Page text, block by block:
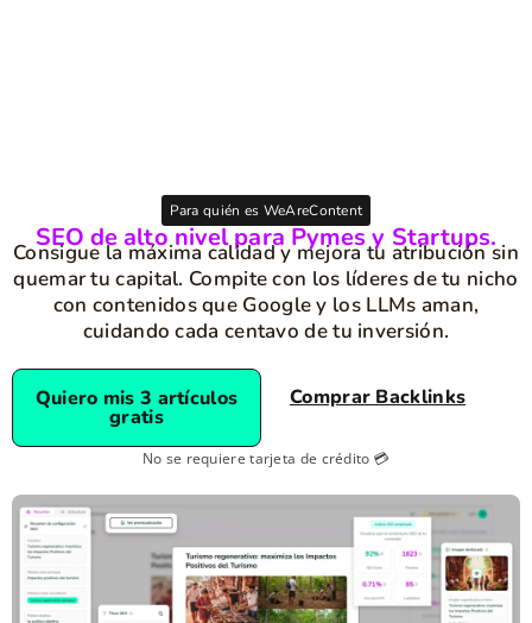
Para quién es WeAreContent
SEO de alto nivel para Pymes y Startups.
Consigue la máxima calidad y mejora tu atribución sin
quemar tu capital. Compite con los líderes de tu nicho
con contenidos que Google y los LLMs aman,
cuidando cada centavo de tu inversión.
Quiero mis 3 artículos
gratis
Comprar Backlinks
No se requiere tarjeta de crédito 💳